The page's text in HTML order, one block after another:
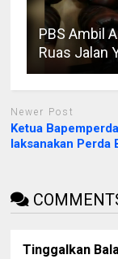
PBS Ambil
Ruas Jalan
Newer Post
Ketua
laksanakan Perda
Tinggalkan